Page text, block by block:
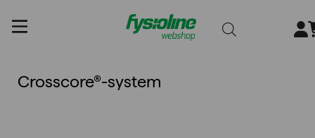
innehållet
Crosscore®-system